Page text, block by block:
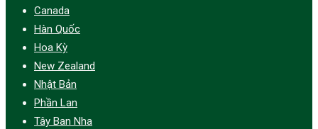
Canada
Hàn Quốc
Hoa Kỳ
New Zealand
Nhật Bản
Phần Lan
Tây Ban Nha